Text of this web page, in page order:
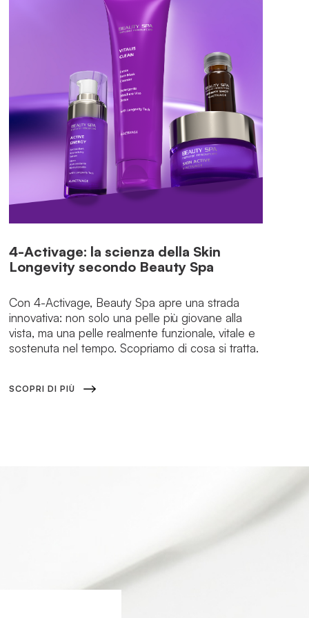
4-Activage: la scienza della Skin
Longevity secondo Beauty Spa
Con 4-Activage, Beauty Spa apre una strada
innovativa: non solo una pelle più giovane alla
vista, ma una pelle realmente funzionale, vitale e
sostenuta nel tempo. Scopriamo di cosa si tratta.
SCOPRI DI PIÙ